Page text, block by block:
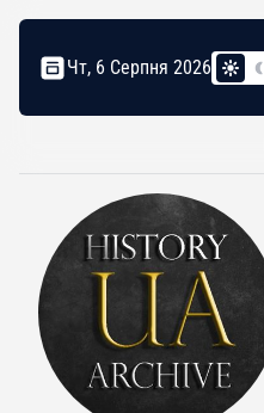
Чт, 6 Серпня 2026